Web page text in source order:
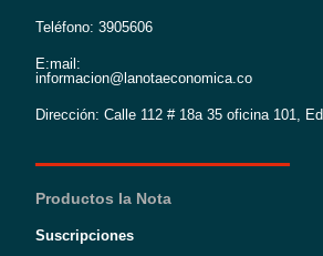
Teléfono: 3905606
E:mail:
informacion@lanotaeconomica.co
Dirección: Calle 112 # 18a 35 oficina 101,
Productos la Nota
Suscripciones